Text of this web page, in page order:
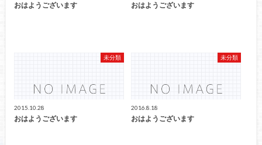
おはようございます おはようございます
未分類
2015.10.28
おはようございます
未分類
2016.8.18
おはようございます